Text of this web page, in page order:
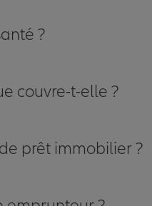
?
couvre-t-elle ?
prêt immobilier ?